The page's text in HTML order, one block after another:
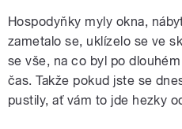
Hospodyňky myly okna,
zametalo se, uklízelo se ve
se vše, na co byl po
čas. Takže pokud jste se
pustily, ať vám to jde hezky